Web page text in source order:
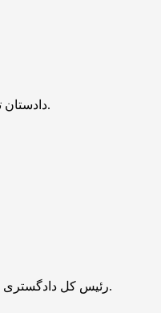
دادستان تهران از فسخ قرارداد غیرقانونی 12.5 هزار میلیارد ریالی برای جلوگیری از تضییع بیت‌المال خبر داد.
رئیس کل دادگستری تهران از آغاز اجرای ارجاع هوشمند پرونده‌های کیفری در دادگاه‌های تجدیدنظر استان تهران خبر داد.